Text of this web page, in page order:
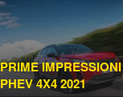
PRIME
PHEV 4X4 2021